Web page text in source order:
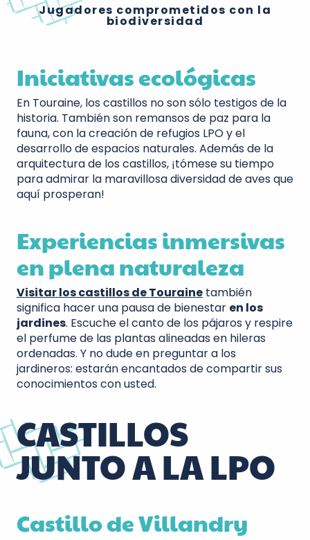
Jugadores comprometidos con la
biodiversidad
Iniciativas ecológicas
En Touraine, los castillos no son sólo testigos de la
historia. También son remansos de paz para la
fauna, con la creación de refugios LPO y el
desarrollo de espacios naturales. Además de la
arquitectura de los castillos, ¡tómese su tiempo
para admirar la maravillosa diversidad de aves que
aquí prosperan!
Experiencias inmersivas
en plena naturaleza
Visitar los castillos de Touraine también
significa hacer una pausa de bienestar en los
jardines. Escuche el canto de los pájaros y respire
el perfume de las plantas alineadas en hileras
ordenadas. Y no dude en preguntar a los
jardineros: estarán encantados de compartir sus
conocimientos con usted.
CASTILLOS
JUNTO A LA LPO
Castillo de Villandry